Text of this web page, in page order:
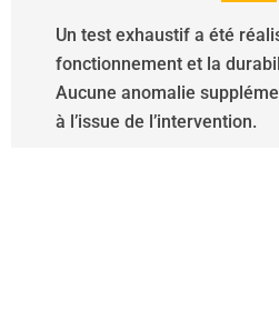
Un test exhaustif a été
fonctionnement et la
Aucune anomalie
à l’issue de l’intervention.